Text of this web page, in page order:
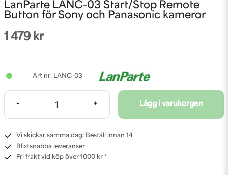
LanParte LANC-03 Start/Stop Remote
Button för Sony och Panasonic kameror
1 479 kr
LANC-03
- + Lägg i varukorgen
Vi skickar samma dag! Beställ innan 14
Blixtsnabba leveranser
Fri frakt vid köp över 1000 kr *